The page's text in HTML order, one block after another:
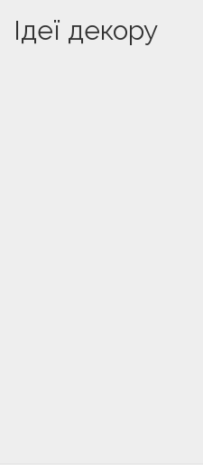
Ідеї декору